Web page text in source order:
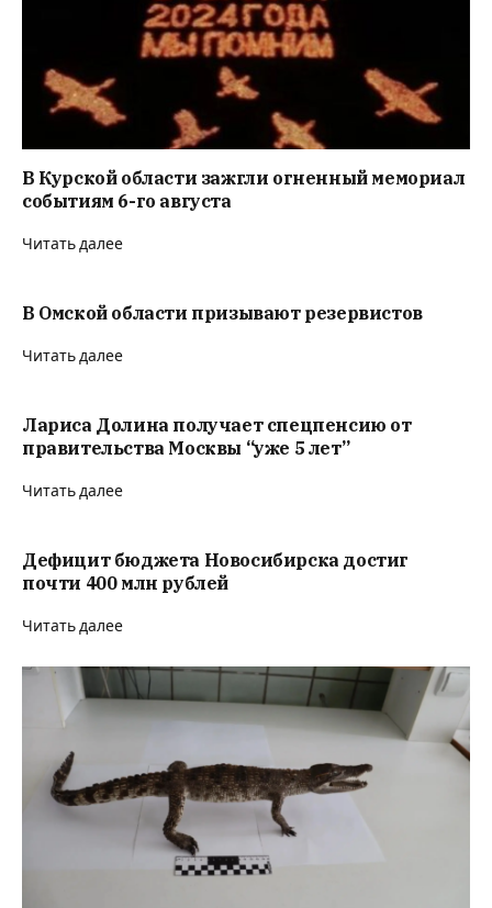
В Курской области зажгли огненный мемориал
событиям 6-го августа
Читать далее
В Омской области призывают резервистов
Читать далее
Лариса Долина получает спецпенсию от
правительства Москвы “уже 5 лет”
Читать далее
Дефицит бюджета Новосибирска достиг
почти 400 млн рублей
Читать далее